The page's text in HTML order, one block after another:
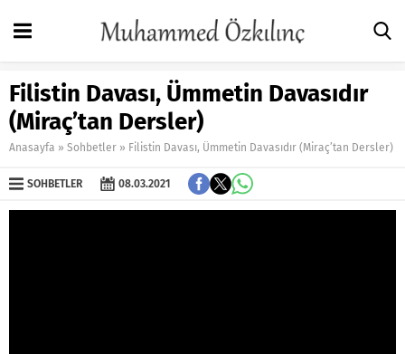
Filistin Davası, Ümmetin Davasıdır
(Miraç’tan Dersler)
Anasayfa » Sohbetler » Filistin Davası, Ümmetin Davasıdır (Miraç’tan Dersler)
SOHBETLER 08.03.2021